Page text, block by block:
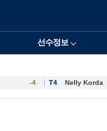
선수정보
-4 T4 Nelly Korda